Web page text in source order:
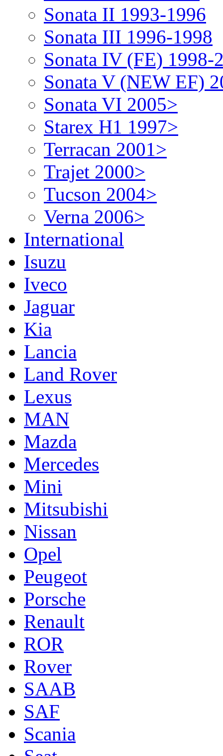
Sonata II 1993-1996
Sonata III 1996-1998
Sonata IV (FE) 1998-
Sonata V (NEW EF)
Sonata VI 2005>
Starex H1 1997>
Terracan 2001>
Trajet 2000>
Tucson 2004>
Verna 2006>
International
Isuzu
Iveco
Jaguar
Kia
Lancia
Land Rover
Lexus
MAN
Mazda
Mercedes
Mini
Mitsubishi
Nissan
Opel
Peugeot
Porsche
Renault
ROR
Rover
SAAB
SAF
Scania